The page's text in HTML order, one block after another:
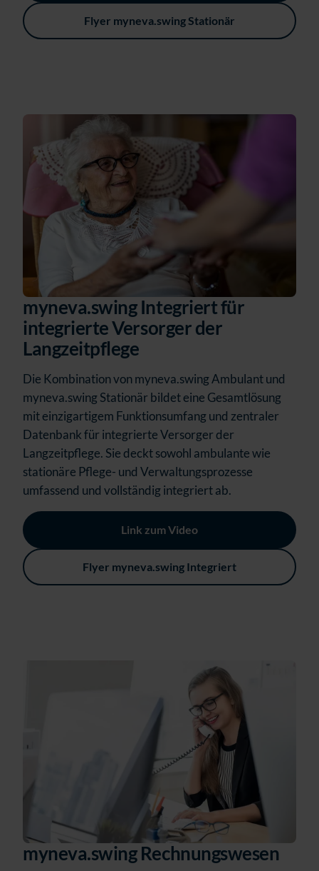
Flyer myneva.swing Stationär
myneva.swing Integriertfür
integrierte Versorger der
Langzeitpflege
Die Kombination von myneva.swing Ambulant und
myneva.swing Stationär bildet eine Gesamtlösung
mit einzigartigem Funktionsumfang und zentraler
Datenbank für integrierte Versorger der
Langzeitpflege. Sie deckt sowohl ambulante wie
stationäre Pflege- und Verwaltungsprozesse
umfassend und vollständig integriert ab.
Link zum Video
Flyer myneva.swing Integriert
myneva.swing Rechnungswesen